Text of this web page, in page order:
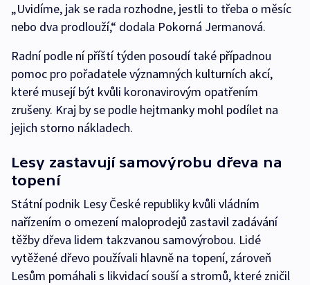
„Uvidíme, jak se rada rozhodne, jestli to třeba o měsíc
nebo dva prodlouží,“ dodala Pokorná Jermanová.
Radní podle ní příští týden posoudí také případnou
pomoc pro pořadatele významných kulturních akcí,
které musejí být kvůli koronavirovým opatřením
zrušeny. Kraj by se podle hejtmanky mohl podílet na
jejich storno nákladech.
Lesy zastavují samovýrobu dřeva na
topení
Státní podnik Lesy České republiky kvůli vládním
nařízením o omezení maloprodejů zastavil zadávání
těžby dřeva lidem takzvanou samovýrobou. Lidé
vytěžené dřevo používali hlavně na topení, zároveň
Lesům pomáhali s likvidací souší a stromů, které zničil